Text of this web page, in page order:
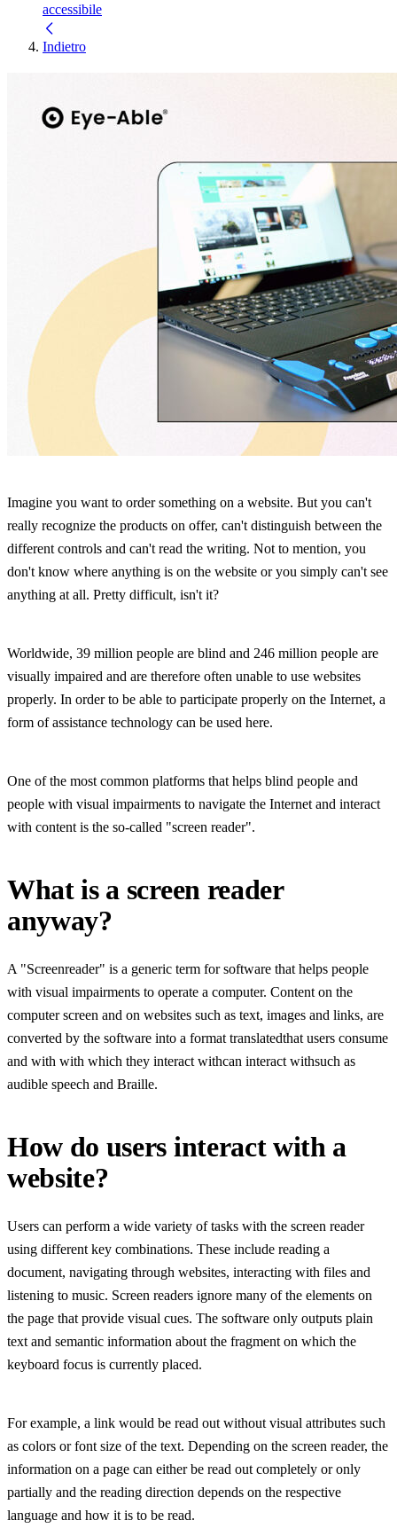
accessibile
Indietro
Imagine you want to order something on a website. But you can't
really recognize the products on offer, can't distinguish between the
different controls and can't read the writing. Not to mention, you
don't know where anything is on the website or you simply can't see
anything at all. Pretty difficult, isn't it?
Worldwide, 39 million people are blind and 246 million people are
visually impaired and are therefore often unable to use websites
properly. In order to be able to participate properly on the Internet, a
form of assistance technology can be used here.
One of the most common platforms that helps blind people and
people with visual impairments to navigate the Internet and interact
with content is the so-called "screen reader".
What is a screen reader
anyway?
A "Screenreader" is a generic term for software that helps people
with visual impairments to operate a computer. Content on the
computer screen and on websites such as text, images and links, are
converted by the software into a format translatedthat users consume
and with with which they interact withcan interact withsuch as
audible speech and Braille.
How do users interact with a
website?
Users can perform a wide variety of tasks with the screen reader
using different key combinations. These include reading a
document, navigating through websites, interacting with files and
listening to music. Screen readers ignore many of the elements on
the page that provide visual cues. The software only outputs plain
text and semantic information about the fragment on which the
keyboard focus is currently placed.
For example, a link would be read out without visual attributes such
as colors or font size of the text. Depending on the screen reader, the
information on a page can either be read out completely or only
partially and the reading direction depends on the respective
language and how it is to be read.